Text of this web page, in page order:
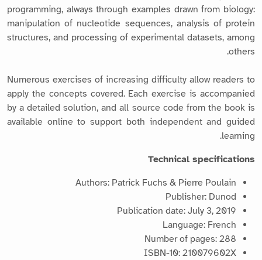
programming, always through examples drawn from biology:
manipulation of nucleotide sequences, analysis of protein
structures, and processing of experimental datasets, among
others.
Numerous exercises of increasing difficulty allow readers to
apply the concepts covered. Each exercise is accompanied
by a detailed solution, and all source code from the book is
available online to support both independent and guided
learning.
Technical specifications
Authors: Patrick Fuchs & Pierre Poulain
Publisher: Dunod
Publication date: July 3, 2019
Language: French
Number of pages: 288
ISBN-10: 210079602X